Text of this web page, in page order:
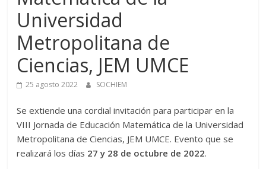
Universidad
Metropolitana de
Ciencias, JEM UMCE
25 agosto 2022 SOCHIEM
Se extiende una cordial invitación para participar en la
VIII Jornada de Educación Matemática de la Universidad
Metropolitana de Ciencias, JEM UMCE. Evento que se
realizará los días 27 y 28 de octubre de 2022.